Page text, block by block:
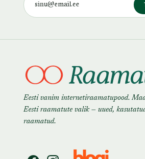
Eesti vanim internetiraamatupood.
Eesti raamatute valik — uued,
raamatud.